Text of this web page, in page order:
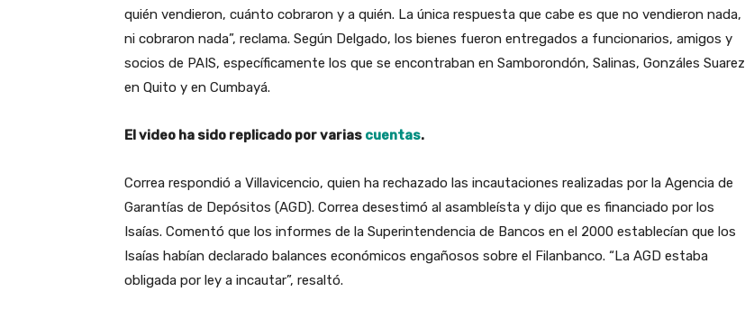
quién vendieron, cuánto cobraron y a quién. La única respuesta que cabe es que no vendieron nada,
ni cobraron nada”, reclama. Según Delgado, los bienes fueron entregados a funcionarios, amigos y
socios de PAIS, específicamente los que se encontraban en Samborondón, Salinas, Gonzáles Suarez
en Quito y en Cumbayá.
El video ha sido replicado por varias cuentas.
Correa respondió a Villavicencio, quien ha rechazado las incautaciones realizadas por la Agencia de
Garantías de Depósitos (AGD). Correa desestimó al asambleísta y dijo que es financiado por los
Isaías. Comentó que los informes de la Superintendencia de Bancos en el 2000 establecían que los
Isaías habían declarado balances económicos engañosos sobre el Filanbanco. “La AGD estaba
obligada por ley a incautar”, resaltó.